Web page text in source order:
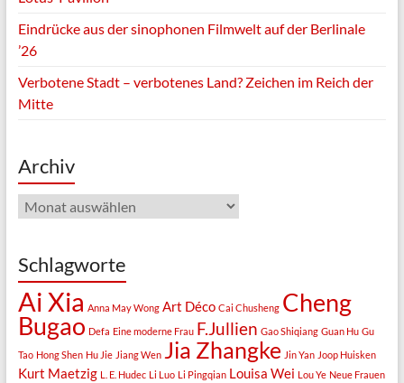
Eindrücke aus der sinophonen Filmwelt auf der Berlinale
’26
Verbotene Stadt – verbotenes Land? Zeichen im Reich der
Mitte
Archiv
Archiv
Schlagworte
Ai Xia Anna May Wong Art Déco Cai Chusheng Cheng
Bugao Defa Eine moderne Frau F.Jullien Gao Shiqiang Guan Hu Gu
Tao Hong Shen Hu Jie Jiang Wen Jia Zhangke Jin Yan Joop Huisken
Kurt Maetzig L. E. Hudec Li Luo Li Pingqian Louisa Wei Lou Ye Neue Frauen